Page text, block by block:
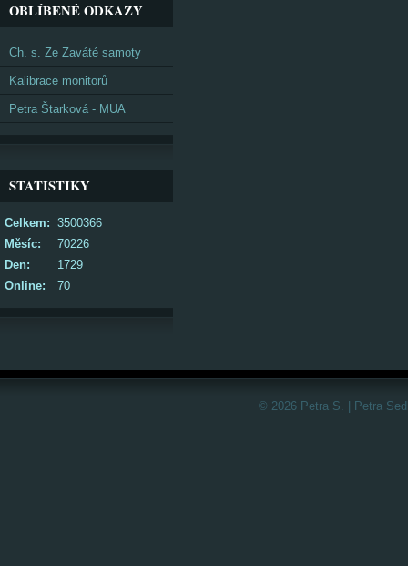
OBLÍBENÉ ODKAZY
Ch. s. Ze Zaváté samoty
Kalibrace monitorů
Petra Štarková - MUA
STATISTIKY
Online: 70
Celkem: 3500366
Měsíc:
70226
Den:
1729
© 2026 Petra S. | Petra